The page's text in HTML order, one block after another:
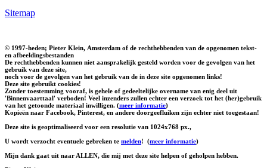
Sitemap
© 1997-heden; Pieter Klein, Amsterdam of de rechthebbenden van de opgenomen tekst-
en afbeeldingsbestanden
De rechthebbenden kunnen niet aansprakelijk gesteld worden voor de gevolgen van het
gebruik van deze site,
noch voor de gevolgen van het gebruik van de in deze site opgenomen links!
Deze site gebruikt cookies!
Zonder toestemming vooraf, is gehele of gedeeltelijke overname van enig deel uit
'Binnenvaarttaal' verboden! Veel inzenders zullen echter een verzoek tot het (her)gebruik
van het getoonde materiaal inwilligen. (meer informatie)
Kopieën naar Facebook, Pinterest, en andere doorgeefluiken zijn echter niet toegestaan!
Deze site is geoptimaliseerd voor een resolutie van 1024x768 px.,
U wordt verzocht eventuele gebreken te melden! (meer informatie)
Mijn dank gaat uit naar ALLEN, die mij met deze site helpen of geholpen hebben.